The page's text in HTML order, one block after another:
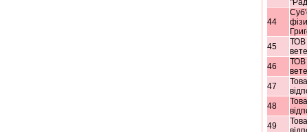
44
45
ТОВ
46
ТОВ
47
48
49